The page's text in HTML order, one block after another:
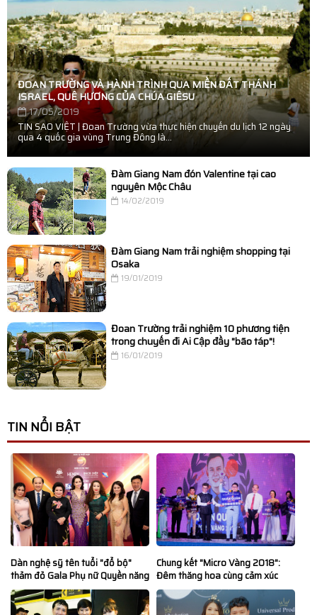
ĐOAN TRƯỜNG VÀ HÀNH TRÌNH QUA MIỀN ĐẤT THÁNH
ISRAEL, QUÊ HƯƠNG CỦA CHÚA GIÊSU
17/05/2019
TIN SAO VIỆT | Đoan Trường vừa thực hiện chuyến du lịch 12 ngày
qua 4 quốc gia vùng Trung Đông là...
Đàm Giang Nam đón Valentine tại cao
nguyên Mộc Châu
14/02/2019
Đàm Giang Nam trải nghiệm shopping tại
Osaka
19/01/2019
Đoan Trường trải nghiệm 10 phương tiện
trong chuyến đi Ai Cập đầy "bão táp"!
16/01/2019
TIN NỔI BẬT
Dàn nghệ sỹ tên tuổi "đổ bộ"
thảm đỏ Gala Phụ nữ Quyền năng
Chung kết "Micro Vàng 2018":
Đêm thăng hoa cùng cảm xúc